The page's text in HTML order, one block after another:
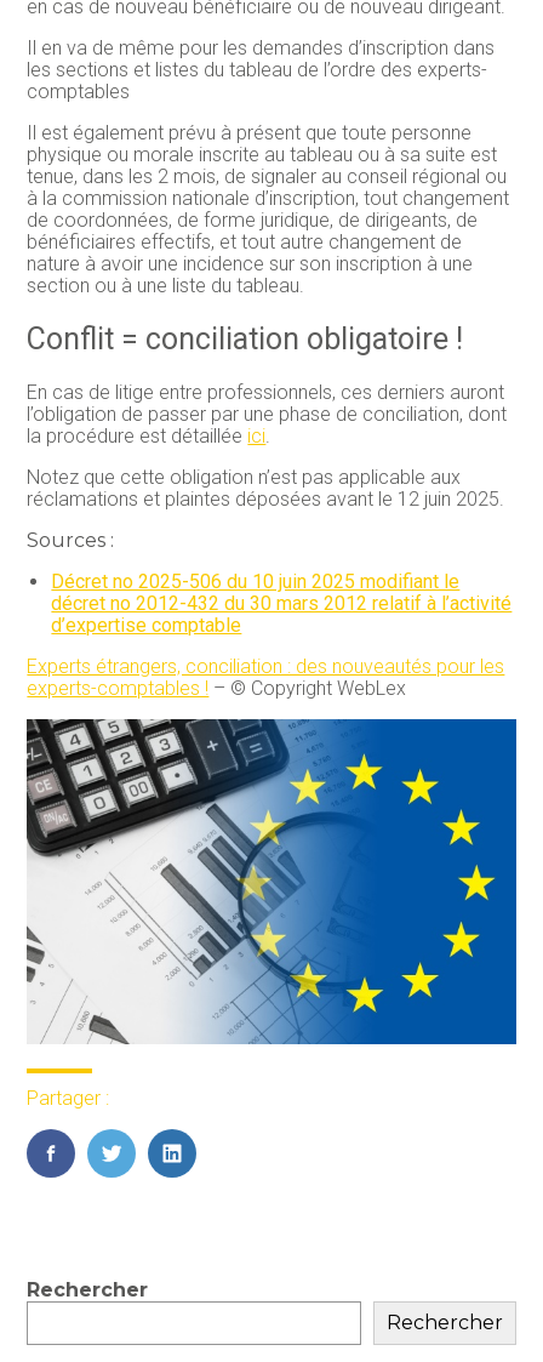
en cas de nouveau bénéficiaire ou de nouveau dirigeant.
Il en va de même pour les demandes d’inscription dans
les sections et listes du tableau de l’ordre des experts-
comptables
Il est également prévu à présent que toute personne
physique ou morale inscrite au tableau ou à sa suite est
tenue, dans les 2 mois, de signaler au conseil régional ou
à la commission nationale d’inscription, tout changement
de coordonnées, de forme juridique, de dirigeants, de
bénéficiaires effectifs, et tout autre changement de
nature à avoir une incidence sur son inscription à une
section ou à une liste du tableau.
Conflit = conciliation obligatoire !
En cas de litige entre professionnels, ces derniers auront
l’obligation de passer par une phase de conciliation, dont
la procédure est détaillée ici
Notez que cette obligation n’est pas applicable aux
réclamations et plaintes déposées avant le 12 juin 2025.
Sources :
Décret no 2025-506 du 10 juin 2025 modifiant le
décret no 2012-432 du 30 mars 2012 relatif à l’activité
d’expertise comptable
Experts étrangers, conciliation : des nouveautés pour les
experts-comptables ! – © Copyright WebLex
Partager :
FaceBook
TwitterLinkedIn
Blog
Rechercher
Rechercher